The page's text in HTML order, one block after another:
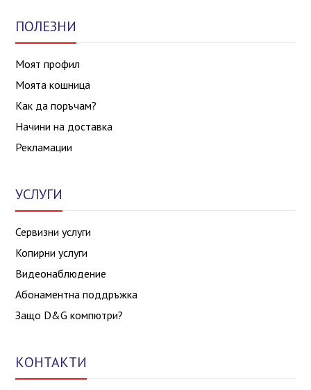
ПОЛЕЗНИ
Моят профил
Моята кошница
Как да поръчам?
Начини на доставка
Рекламации
УСЛУГИ
Сервизни услуги
Копирни услуги
Видеонаблюдение
Абонаментна поддръжка
Защо D&G компютри?
КОНТАКТИ